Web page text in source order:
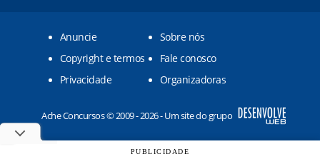
Anuncie
Sobre nós
Copyright e termos
Fale conosco
Privacidade
Organizadoras
Ache Concursos © 2009 - 2026 - Um site do grupo
PUBLICIDADE